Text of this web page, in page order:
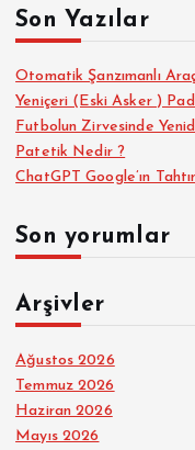
:Son Yazılar
Otomatik Şanzımanlı
Yeniçeri (Eski Asker )
Futbolun Zirvesinde
Patetik Nedir ?
ChatGPT Google’ın
Son yorumlar
Arşivler
Ağustos 2026
Temmuz 2026
Haziran 2026
Mayıs 2026